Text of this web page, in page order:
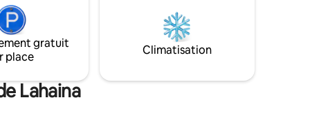
l'île
gratuit
place
Climatisation
Lahaina